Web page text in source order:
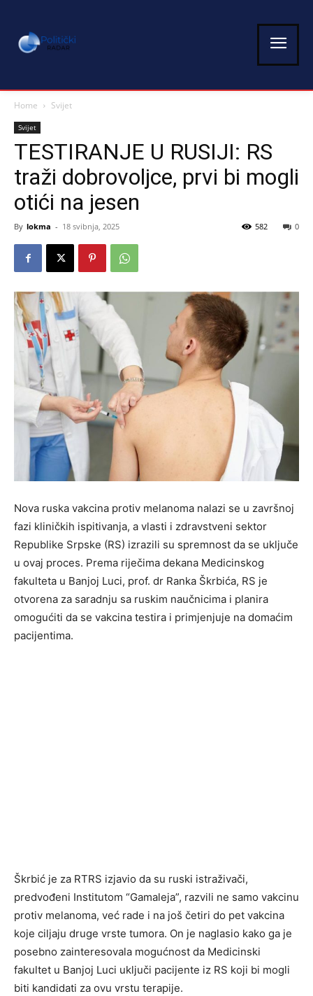
Home Svijet
Svijet
TESTIRANJE U RUSIJI: RS
traži dobrovoljce, prvi bi mogli
otići na jesen
By lokma - 18 svibnja, 2025 0
582
Nova ruska vakcina protiv melanoma nalazi se u završnoj
fazi kliničkih ispitivanja, a vlasti i zdravstveni sektor
Republike Srpske (RS) izrazili su spremnost da se uključe
u ovaj proces. Prema riječima dekana Medicinskog
fakulteta u Banjoj Luci, prof. dr Ranka Škrbića, RS je
otvorena za saradnju sa ruskim naučnicima i planira
omogućiti da se vakcina testira i primjenjuje na domaćim
pacijentima.
Škrbić je za RTRS izjavio da su ruski istraživači,
predvođeni Institutom “Gamaleja”, razvili ne samo vakcinu
protiv melanoma, već rade i na još četiri do pet vakcina
koje ciljaju druge vrste tumora. On je naglasio kako ga je
posebno zainteresovala mogućnost da Medicinski
fakultet u Banjoj Luci uključi pacijente iz RS koji bi mogli
biti kandidati za ovu vrstu terapije.